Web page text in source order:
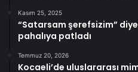
Kasım 25, 2025
“Satarsam şerefsizim”
pahalıya patladı
Temmuz 20, 2026
Kocaeli’de uluslararası